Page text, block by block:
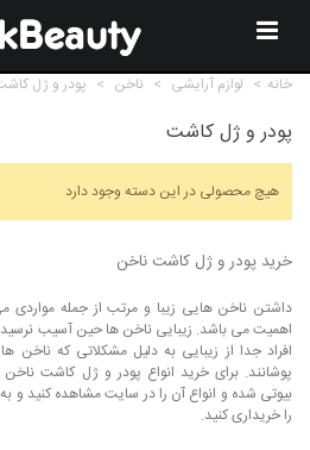
خانه > لوازم آرایشی > ناخن > پودر و ژل
پودر و ژل کاشت
هیچ محصولی در این دسته وجود دارد
خرید پودر و ژل کاشت ناخن
داشتن ناخن هایی زیبا و مرتب از جمله مواردی
اهمیت می باشد. زیبایی ناخن ها حین آسیب
افراد جدا از زیبایی به دلیل مشکلاتی که ناخن
پوشانند. برای خرید انواع پودر و ژل کاشت
بیوتی شده و انواع آن را در سایت مشاهده کنید و
را خریداری کنید.